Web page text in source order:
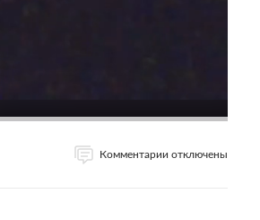
Комментарии отключены